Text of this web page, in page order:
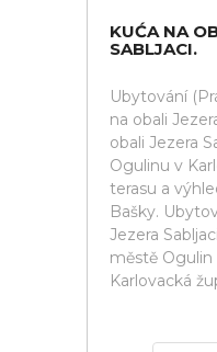
KUĆA NA
SABLJACI.
Ubytování
na obali
obali Jezera
Ogulinu v
terasu a
Bašky.
Jezera
městě Ogulin
Karlovacká